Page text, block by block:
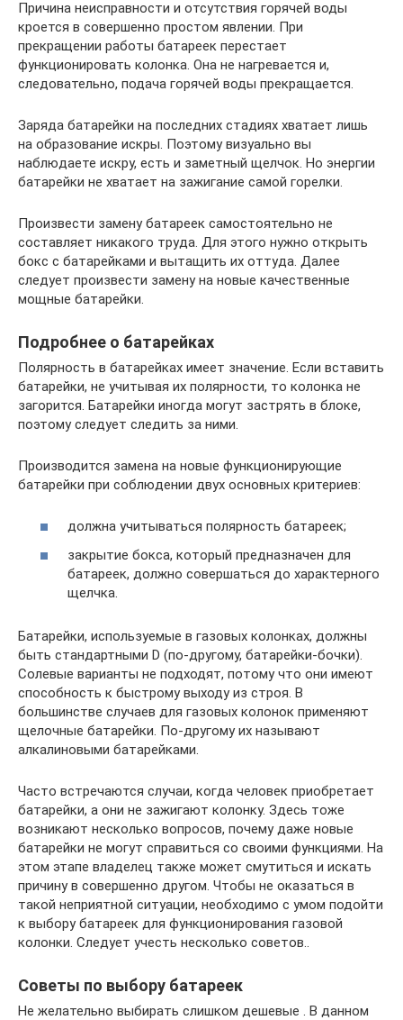
Причина неисправности и отсутствия горячей воды
кроется в совершенно простом явлении. При
прекращении работы батареек перестает
функционировать колонка. Она не нагревается и,
следовательно, подача горячей воды прекращается.
Заряда батарейки на последних стадиях хватает лишь
на образование искры. Поэтому визуально вы
наблюдаете искру, есть и заметный щелчок. Но энергии
батарейки не хватает на зажигание самой горелки.
Произвести замену батареек самостоятельно не
составляет никакого труда. Для этого нужно открыть
бокс с батарейками и вытащить их оттуда. Далее
следует произвести замену на новые качественные
мощные батарейки.
Подробнее о батарейках
Полярность в батарейках имеет значение. Если вставить
батарейки, не учитывая их полярности, то колонка не
загорится. Батарейки иногда могут застрять в блоке,
поэтому следует следить за ними.
Производится замена на новые функционирующие
батарейки при соблюдении двух основных критериев:
должна учитываться полярность батареек;
закрытие бокса, который предназначен для
батареек, должно совершаться до характерного
щелчка.
Батарейки, используемые в газовых колонках, должны
быть стандартными D (по-другому, батарейки-бочки).
Солевые варианты не подходят, потому что они имеют
способность к быстрому выходу из строя. В
большинстве случаев для газовых колонок применяют
щелочные батарейки. По-другому их называют
алкалиновыми батарейками.
Часто встречаются случаи, когда человек приобретает
батарейки, а они не зажигают колонку. Здесь тоже
возникают несколько вопросов, почему даже новые
батарейки не могут справиться со своими функциями. На
этом этапе владелец также может смутиться и искать
причину в совершенно другом. Чтобы не оказаться в
такой неприятной ситуации, необходимо с умом подойти
к выбору батареек для функционирования газовой
колонки. Следует учесть несколько советов..
Советы по выбору батареек
Не желательно выбирать слишком дешевые . В данном